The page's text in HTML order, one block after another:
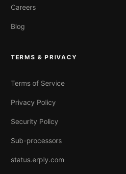
Careers
Blog
TERMS & PRIVACY
Terms of Service
Privacy Policy
Security Policy
Sub-processors
status.erply.com